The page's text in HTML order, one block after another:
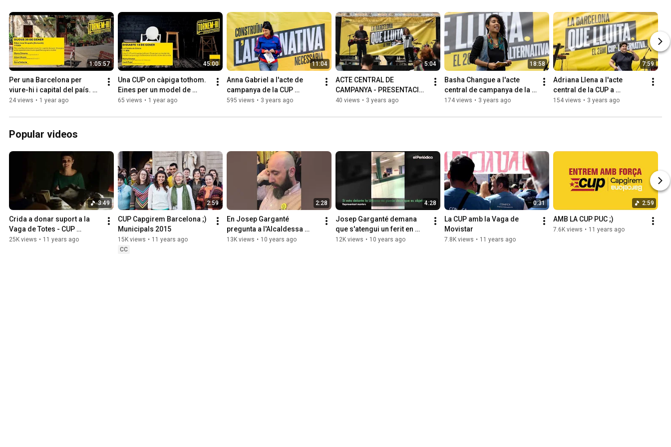
1:05:57
Per una Barcelona per
viure-hi i capital del país.
Amb Marco Simarro, Albert
24 views • 1 year ago
45:00
Una CUP on càpiga tothom.
Eines per un model de
militància sostenible a tots
65 views • 1 year ago
11:04
Anna Gabriel a l'acte de
campanya de la CUP
Barcelona Gràcia
595 views • 3 years ago
5:04
ACTE CENTRAL DE
CAMPANYA - PRESENTACIÓ
D'EULÀLIA REGUANT I IVAN
40 views • 3 years ago
18:58
Basha Changue a l'acte
central de campanya de la
CUP a Barcelona
174 views • 3 years ago
7:59
Adriana Llena a l'acte
central de la CUP a
Barcelona
154 views • 3 years ago
Popular videos
3:49
Crida a donar suport a la
Vaga de Totes - CUP
Capgirem Barcelona
25K views • 11 years ago
2:59
CUP Capgirem Barcelona ;)
Municipals 2015
15K views • 11 years ago
CC
2:28
En Josep Garganté
pregunta a l'Alcaldessa
sobre la vaga de TMB.
13K views • 10 years ago
4:28
Josep Garganté demana
que s'atengui un ferit en
batussa policial sense
12K views • 10 years ago
0:31
La CUP amb la Vaga de
Movistar
7.8K views • 11 years ago
2:59
AMB LA CUP PUC ;)
7.6K views • 11 years ago